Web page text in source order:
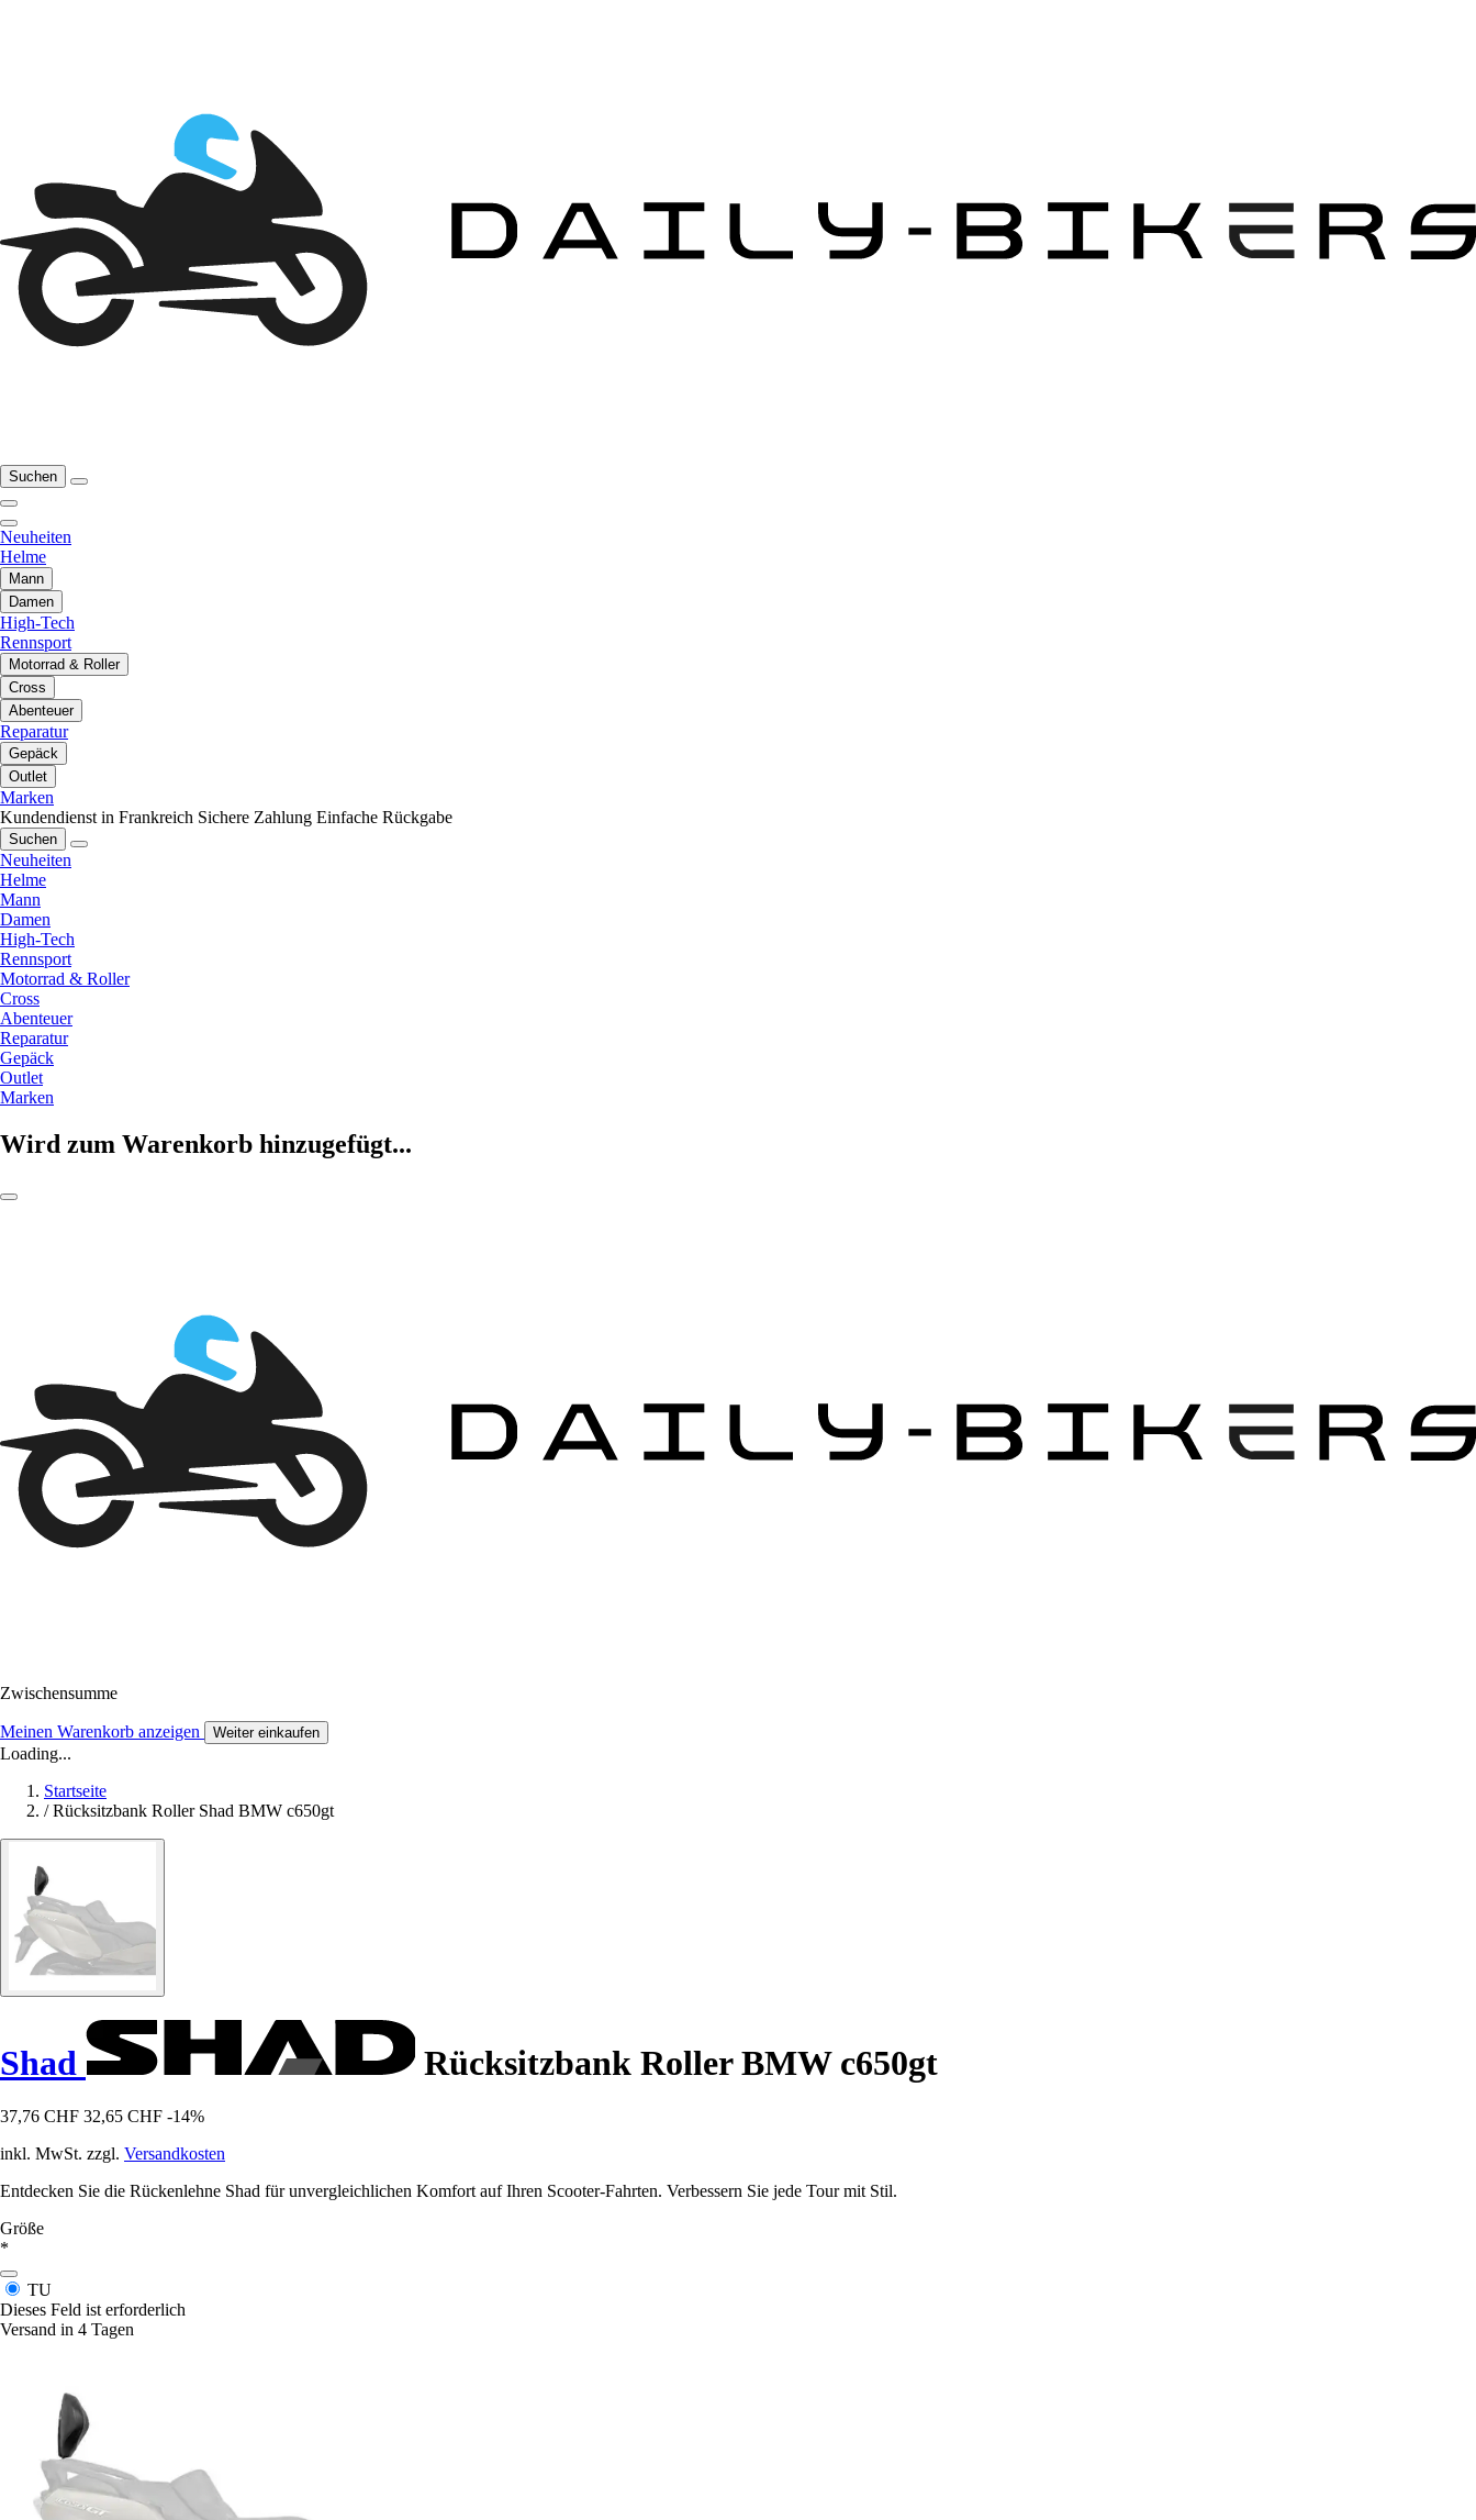
Suchen
Neuheiten
Helme
Mann
Damen
High-Tech
Rennsport
Motorrad & Roller
Cross
Abenteuer
Reparatur
Gepäck
Outlet
Marken
Kundendienst in Frankreich Sichere Zahlung Einfache Rückgabe
Suchen
Neuheiten
Helme
Mann
Damen
High-Tech
Rennsport
Motorrad & Roller
Cross
Abenteuer
Reparatur
Gepäck
Outlet
Marken
Wird zum Warenkorb hinzugefügt...
Zwischensumme
Meinen Warenkorb anzeigen Weiter einkaufen
Loading...
Startseite
/ Rücksitzbank Roller Shad BMW c650gt
Shad Rücksitzbank Roller BMW c650gt
37,76 CHF 32,65 CHF -14%
inkl. MwSt. zzgl. Versandkosten
Entdecken Sie die Rückenlehne Shad für unvergleichlichen Komfort auf Ihren Scooter-Fahrten. Verbessern Sie jede Tour mit Stil.
Größe
*
TU
Dieses Feld ist erforderlich
Versand in 4 Tagen